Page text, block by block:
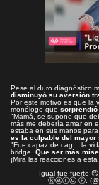
Pese al duro diagnóstico
disminuyó su aversión
Por este motivo es que la
monólogo que
"Mamá, se supone que
más me debería amar en
estaba en sus manos
es la culpable del mayor
"Fue capaz de cag... la
bridge.
Que ser más
¡Mira las reacciones a
Igual fue fuerte ☹️
— ⓚⓐⓡⓞ Ⓕ.